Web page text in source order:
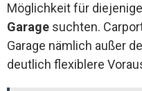
Möglichkeit für
Garage suchten.
Garage nämlich außer
deutlich flexiblere